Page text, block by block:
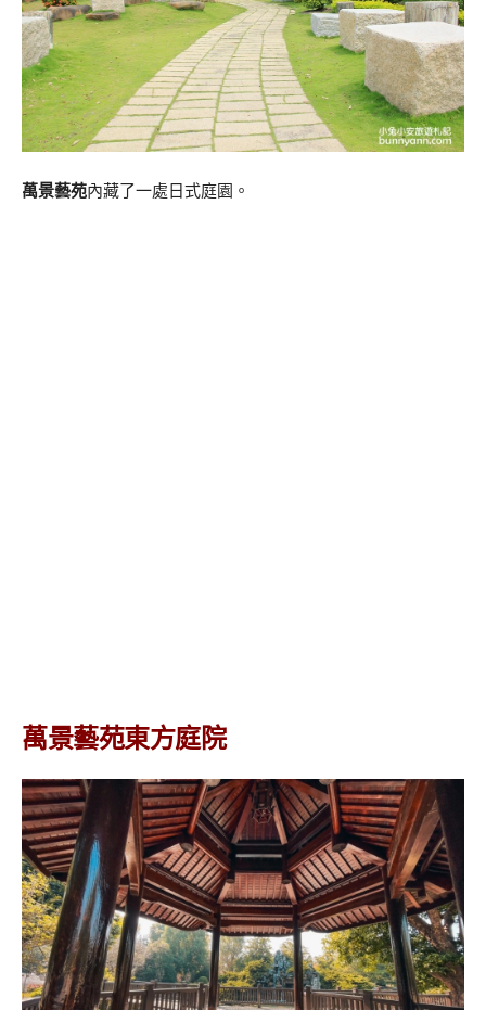
萬景藝苑內藏了一處日式庭園。
萬景藝苑東方庭院